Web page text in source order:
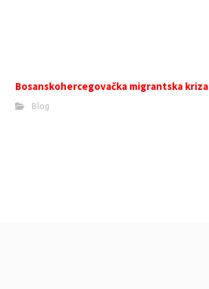
Bosanskohercegovačka migrantska kriza
Blog